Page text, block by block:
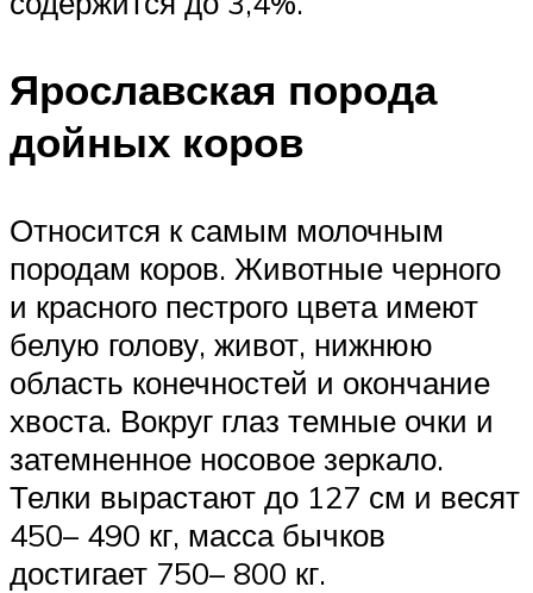
Ярославская порода
дойных коров
Относится к самым молочным
породам коров. Животные черного
и красного пестрого цвета имеют
белую голову, живот, нижнюю
область конечностей и окончание
хвоста. Вокруг глаз темные очки и
затемненное носовое зеркало.
Телки вырастают до 127 см и весят
450– 490 кг, масса бычков
достигает 750– 800 кг.